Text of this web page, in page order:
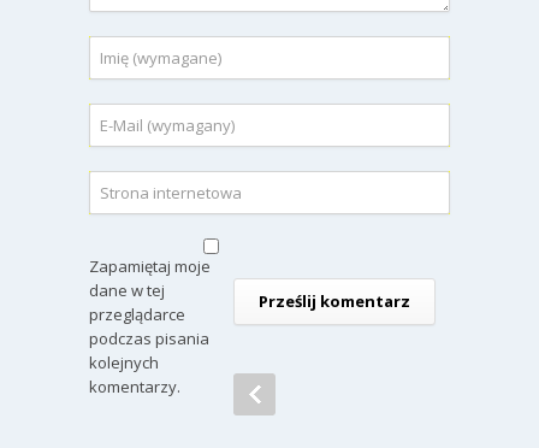
Zapamiętaj moje
dane w tej
przeglądarce
podczas pisania
kolejnych
komentarzy.